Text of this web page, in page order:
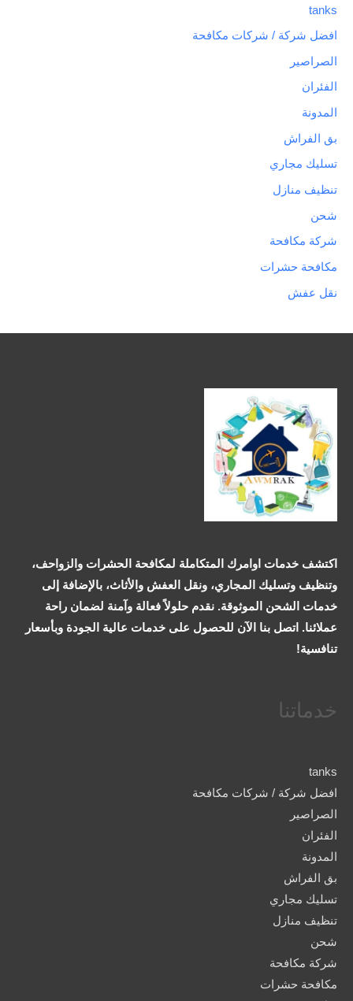
tanks
افضل شركة / شركات مكافحة
الصراصير
الفئران
المدونة
بق الفراش
تسليك مجاري
تنظيف منازل
شحن
شركة مكافحة
مكافحة حشرات
نقل عفش
اكتشف خدمات اوامرك المتكاملة لمكافحة الحشرات والزواحف،
وتنظيف وتسليك المجاري، ونقل العفش والأثاث، بالإضافة إلى
خدمات الشحن الموثوقة. نقدم حلولاً فعالة وآمنة لضمان راحة
عملائنا. اتصل بنا الآن للحصول على خدمات عالية الجودة وبأسعار
تنافسية!
خدماتنا
tanks
افضل شركة / شركات مكافحة
الصراصير
الفئران
المدونة
بق الفراش
تسليك مجاري
تنظيف منازل
شحن
شركة مكافحة
مكافحة حشرات